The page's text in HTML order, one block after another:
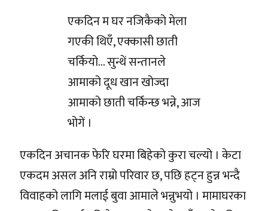
एकदिन म घर नजिकैको मेला
गएकी थिएँ, एक्कासी छाती
चर्कियो… सुन्थें सन्तानले
आमाको दूध खान खोज्दा
आमाको छाती चर्किन्छ भन्ने, आज
भोगें ।
एकदिन अचानक फेरि घरमा बिहेको कुरा चल्यो । केटा
एकदम असल अनि राम्रो परिवार छ, पछि हट्न हुन्न भन्दै
विवाहको लागि मलाई बुवा आमाले भन्नुभयो । मामाघरका